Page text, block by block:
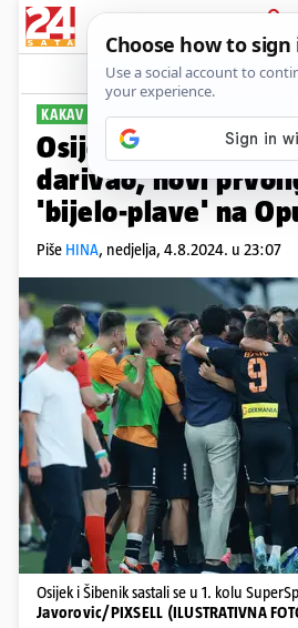
PRIJAVA
Sport
KAKAV START HNL-A
Osijek - Šibenik 1-2:
darivao, novi
'bijelo-plave' na
Piše HINA, nedjelja, 4.8.2024. u 23:07
Osijek i Šibenik sastali se u 1. kolu
Javorovic/PIXSELL (ILUSTRATIVNA